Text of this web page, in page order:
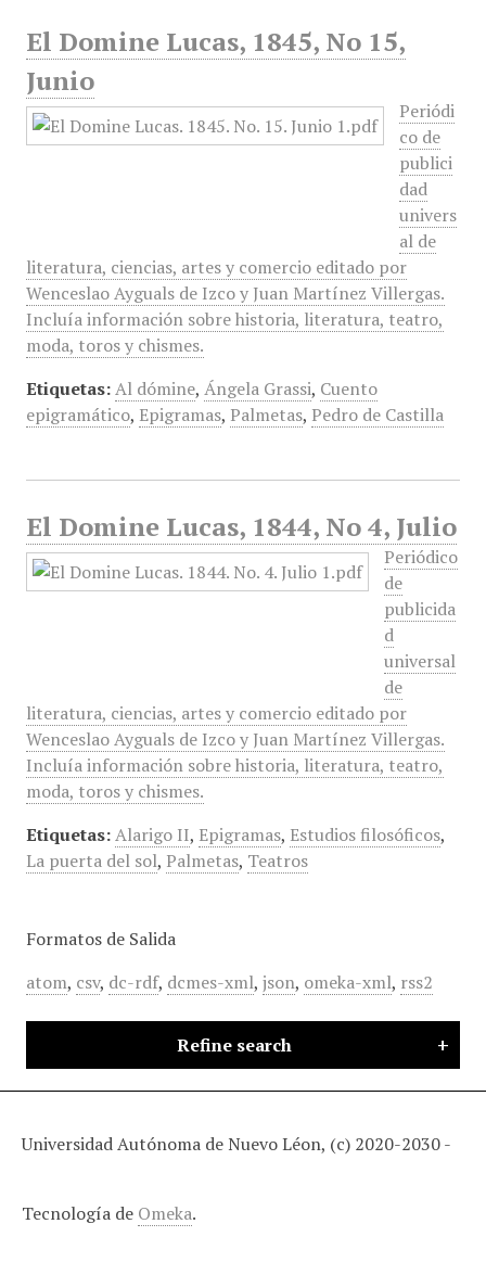
El Domine Lucas, 1845, No 15,
Junio
Periódi
co de
publici
dad
univers
al de
literatura, ciencias, artes y comercio editado por
Wenceslao Ayguals de Izco y Juan Martínez Villergas.
Incluía información sobre historia, literatura, teatro,
moda, toros y chismes.
Etiquetas: Al dómine, Ángela Grassi, Cuento
epigramático, Epigramas, Palmetas, Pedro de Castilla
El Domine Lucas, 1844, No 4, Julio
Periódico
de
publicida
d
universal
de
literatura, ciencias, artes y comercio editado por
Wenceslao Ayguals de Izco y Juan Martínez Villergas.
Incluía información sobre historia, literatura, teatro,
moda, toros y chismes.
Etiquetas: Alarigo II, Epigramas, Estudios filosóficos,
La puerta del sol, Palmetas, Teatros
Formatos de Salida
atom, csv, dc-rdf, dcmes-xml, json, omeka-xml, rss2
Refine search
Universidad Autónoma de Nuevo Léon, (c) 2020-2030 -
Tecnología de Omeka.